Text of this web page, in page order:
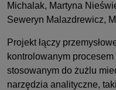
Michalak, Martyna
Seweryn Malazdrewicz,
Projekt łączy
kontrolowanym
stosowanym do żużlu
narzędzia analityczne,